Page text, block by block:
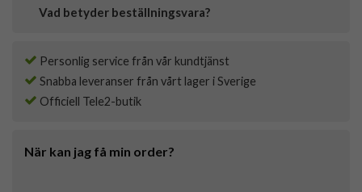
Vad betyder beställningsvara?
Personlig service från vår kundtjänst
Snabba leveranser från vårt lager i Sverige
Officiell Tele2-butik
När kan jag få min order?